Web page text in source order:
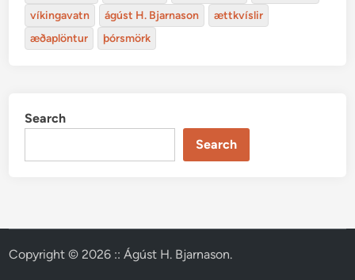
víkingavatn
ágúst H. Bjarnason
ættkvíslir
æðaplöntur
þórsmörk
Search
Search
Copyright © 2026 :: Ágúst H. Bjarnason.